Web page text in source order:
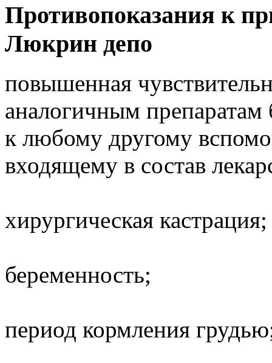
Противопоказания к
Люкрин депо
повышенная
аналогичным препаратам
к любому другому
входящему в состав
хирургическая кастрация;
беременность;
период кормления